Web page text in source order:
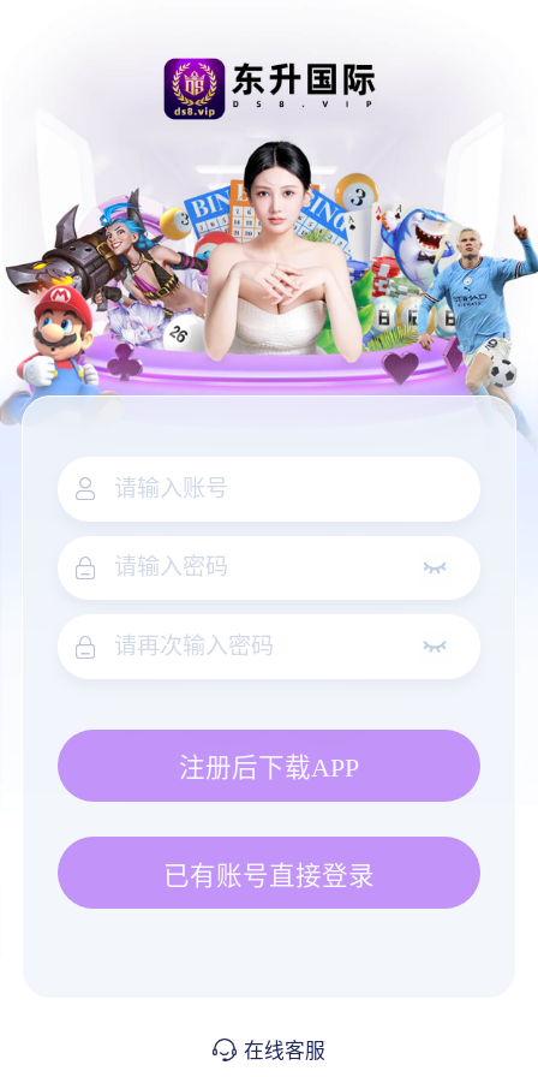
注册后下载APP
已有账号直接登录
在线客服